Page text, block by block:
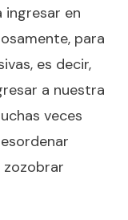
ingresar en
para
es decir,
a nuestra
veces
zozobrar